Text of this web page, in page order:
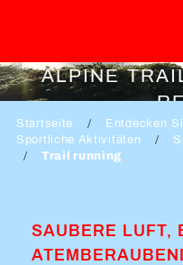
principal
EN
ALPINE
Startseite Entdecken
Sportliche Aktivitäten
Trail running
SAUBERE LUFT,